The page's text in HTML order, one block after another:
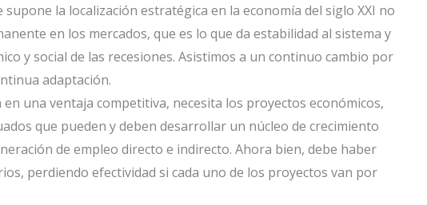
la localización estratégica en la economía del siglo XXI no
en los mercados, que es lo que da estabilidad al sistema y
y social de las recesiones. Asistimos a un continuo cambio por
adaptación.
una ventaja competitiva, necesita los proyectos económicos,
que pueden y deben desarrollar un núcleo de crecimiento
de empleo directo e indirecto. Ahora bien, debe haber
perdiendo efectividad si cada uno de los proyectos van por